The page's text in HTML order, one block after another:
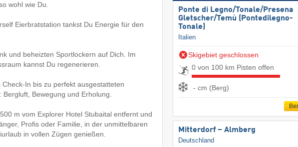
wohl wie Du.
Eierbratstation tankst Du Energie für den
und beheizten Sportlockern auf Dich. Im
kannst Du regenerieren.
In bis zu perfekt ausgestatteten
Bewegung und Erholung.
m vom Explorer Hotel Stubaital entfernt und
Profis oder Familie, in der unmittelbaren
in vollen Zügen genießen.
Ponte di Legno/​Tonale/​Presena
Gletscher/​Temù (Pontedilegno-
Tonale)
Italien
Skigebiet geschlossen
0 von 100 km Pisten offen
- cm (Berg)
Mitterdorf – Almberg
Deutschland